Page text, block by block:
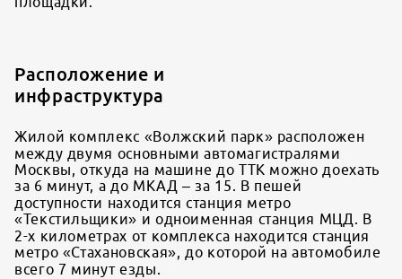
Расположение и
инфраструктура
Жилой комплекс «Волжский парк» расположен
между двумя основными автомагистралями
Москвы, откуда на машине до ТТК можно доехать
за 6 минут, а до МКАД – за 15. В пешей
доступности находится станция метро
«Текстильщики» и одноименная станция МЦД. В
2-х километрах от комплекса находится станция
метро «Стахановская», до которой на автомобиле
всего 7 минут езды.